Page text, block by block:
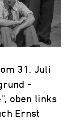
31. Juli
-
oben links
Ernst